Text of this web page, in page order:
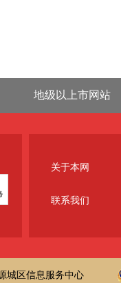
地级以上市网站
关于本网
联系我们
城区信息服务中心